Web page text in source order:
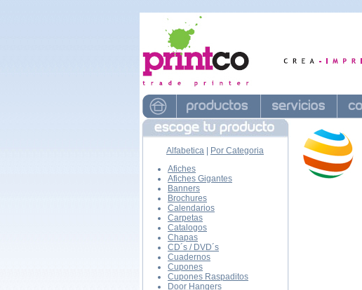
Alfabetica
Por Categoria
Afiches
Afiches Gigantes
Banners
Brochures
Calendarios
Carpetas
Catalogos
Chapas
CD´s / DVD´s
Cuadernos
Cupones
Cupones Raspaditos
Door Hangers